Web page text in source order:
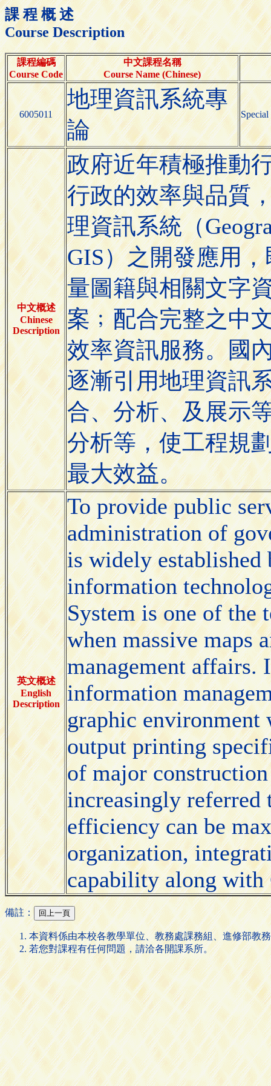
課 程 概 述
Course Description
課程編碼
Course Code
中文課程名稱
Course Name (Chinese)
6005011
地理資訊系統專
論
中文概述
Chinese
Description
政府近年積極推動
行政的效率與品質
理資訊系統（
GIS）之開發應用
量圖籍與相關文字
案﹔配合完整之中
效率資訊服務。國
逐漸引用地理資訊
合、分析、及展示
分析等，使工程規
最大效益。
英文概述
English
Description
To provide public
administration of
is widely established
information
System is one of the
when massive maps
management affairs.
information
graphic environment
output printing
of major
increasingly referred
efficiency can be
organization,
capability along with
備註：
本資料係由本校各教學單位、教務處課務組、進修部教
若您對課程有任何問題，請洽各開課系所。